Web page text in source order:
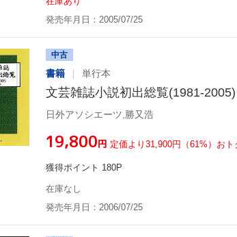
発売年月日：2005/07/25
中古
書籍 単行本
文芸雑誌小説初出総覧(1981-2005)
日外アソシエーツ,勝又浩
¥19,800円 定価より31,900円（61%）おト
獲得ポイント 180P
在庫なし
発売年月日：2006/07/25